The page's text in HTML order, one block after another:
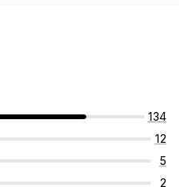
134
12
5
2